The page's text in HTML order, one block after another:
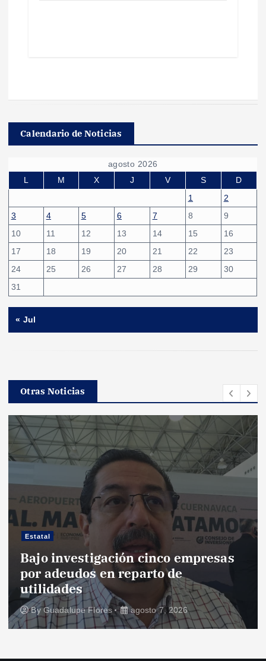
Calendario de Noticias
agosto 2026
L
M X J V S
D
1
2
3
4 5 6 7 8
9
10
11 12 13 14 15
16
17
18 19 20 21 22
23
24
25 26 27 28 29
30
31
« Jul
Otras Noticias
Estatal
Bajo investigación cinco empresas
por adeudos en reparto de
utilidades
ByGuadalupe Flores agosto 7, 2026